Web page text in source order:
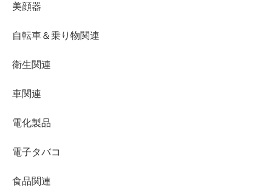
美顔器
自転車＆乗り物関連
衛生関連
車関連
電化製品
電子タバコ
食品関連